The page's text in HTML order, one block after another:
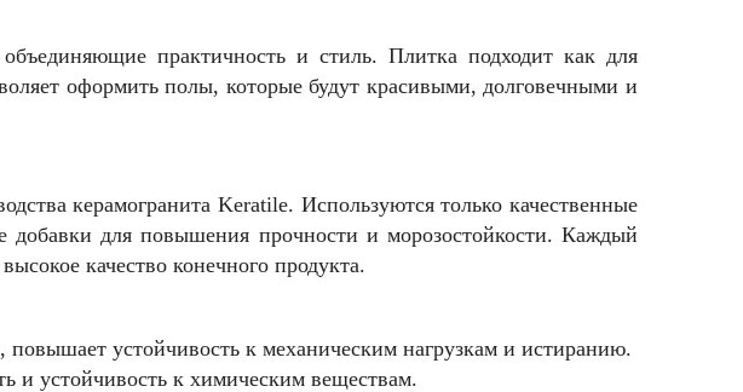
практичность и стиль. Плитка подходит как для
оформить полы, которые будут красивыми, долговечными и
керамогранита Keratile. Используются только качественные
для повышения прочности и морозостойкости. Каждый
качество конечного продукта.
устойчивость к механическим нагрузкам и истиранию.
и устойчивость к химическим веществам.